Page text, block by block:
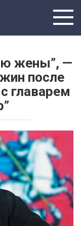
жены”, —
после
главарем